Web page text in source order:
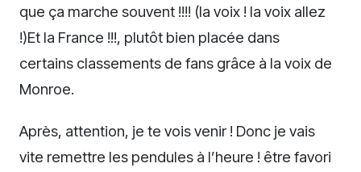
que ça marche souvent !!!! (la voix ! la voix allez
!)Et la France !!!, plutôt bien placée dans
certains classements de fans grâce à la voix de
Monroe.
Après, attention, je te vois venir ! Donc je vais
vite remettre les pendules à l’heure ! être favori